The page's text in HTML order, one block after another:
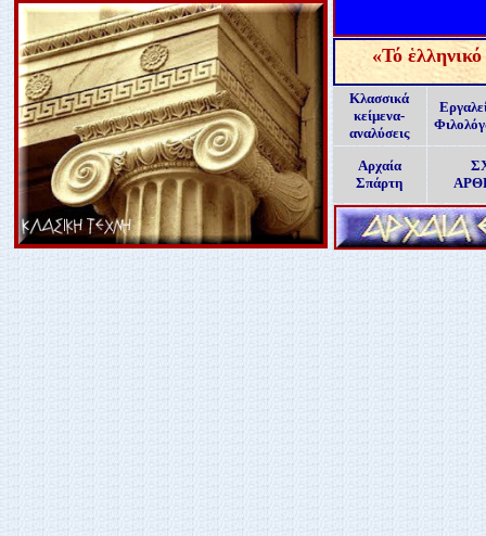
«Τό
Κλασσικά
κείμενα-
αναλύσεις
Αρχαία
Σπάρτη